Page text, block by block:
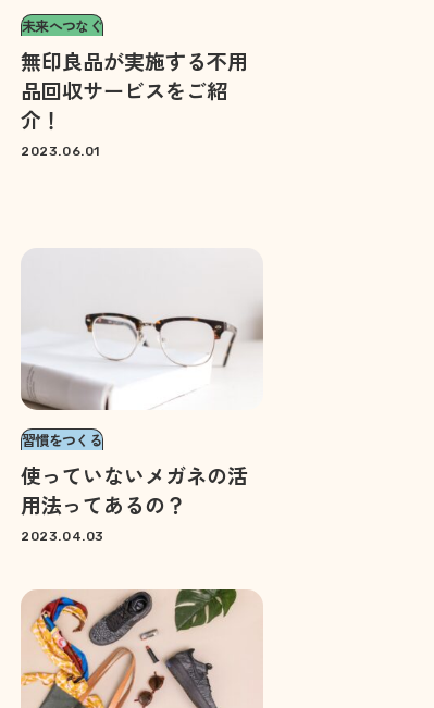
未来へつなぐ
無印良品が実施する不用
品回収サービスをご紹
介！
2023.06.01
習慣をつくる
使っていないメガネの活
用法ってあるの？
2023.04.03